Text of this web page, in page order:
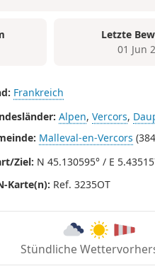
Letzte
01 Jun
Frankreich
Alpen,Vercors,
Malleval-en-Vercors
Ziel: N 45.130595° / E
Karte(n): Ref. 3235OT
Stündliche